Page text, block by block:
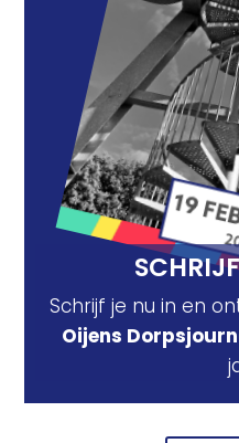
Schrijf je nu in en
Oijens